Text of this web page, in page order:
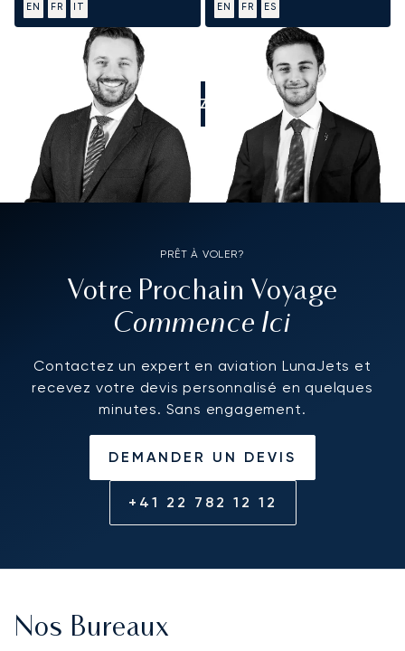
EN FR IT EN FR ES
APPELEZ-NOUS
PRÊT À VOLER?
Votre Prochain Voyage
Commence Ici
Contactez un expert en aviation LunaJets et
recevez votre devis personnalisé en quelques
minutes. Sans engagement.
DEMANDER UN DEVIS
+41 22 782 12 12
Nos Bureaux